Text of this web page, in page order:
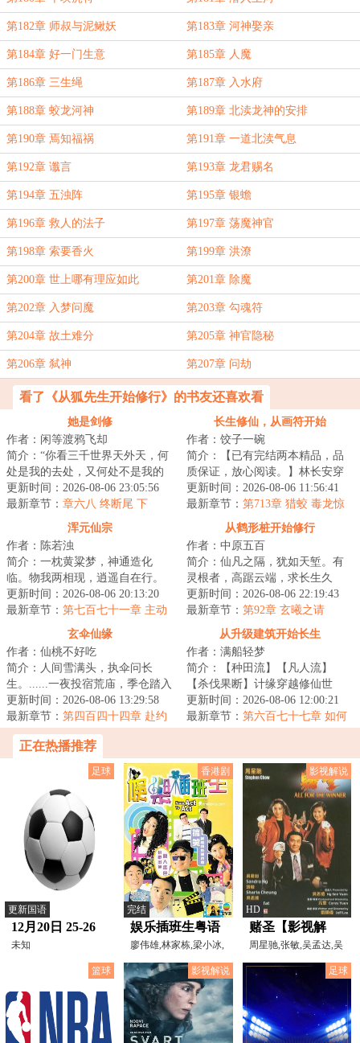
第182章 师叔与泥鳅妖 第183章 河神娶亲
第184章 好一门生意 第185章 人魔
第186章 三生绳 第187章 入水府
第188章 蛟龙河神 第189章 北渎龙神的安排
第190章 焉知福祸 第191章 一道北渎气息
第192章 谶言 第193章 龙君赐名
第194章 五浊阵 第195章 银蟾
第196章 救人的法子 第197章 荡魔神官
第198章 索要香火 第199章 洪潦
第200章 世上哪有理应如此 第201章 除魔
第202章 入梦问魔 第203章 勾魂符
第204章 故土难分 第205章 神官隐秘
第206章 弑神 第207章 问劫
看了《从狐先生开始修行》的书友还喜欢看
她是剑修
作者：闲等渡鸦飞却
简介：“你看三千世界天外天，何
处是我的去处，又何处不是我的
去处？”不问情爱妄念，不求超脱
长生，赵莼...
更新时间：2026-08-06 23:05:56
最新章节： 章六八 终断尾 下
长生修仙，从画符开始
作者：饺子一碗
简介：【已有完结两本精品，品
质保证，放心阅读。】林长安穿
越仙侠世界，成为一名仙门落选
的散修。苦修二...
更新时间：2026-08-06 11:56:41
最新章节： 第713章 猎蛟 毒龙惊
恐遁逃【求月票】
浑元仙宗
作者：陈若浊
简介：一枕黄粱梦，神通造化
临。物我两相现，逍遥自在行。
主角宋贤经历了奇异的蜕凡幻
境，觉醒天赋神通，...
更新时间：2026-08-06 20:13:20
最新章节： 第七百七十一章 主动
从鹤形桩开始修行
作者：中原五百
简介：仙凡之隔，犹如天堑。有
灵根者，高踞云端，求长生久
视；无灵根者，命如草芥，于红
尘老死。夏冬本是...
更新时间：2026-08-06 22:19:43
最新章节： 第92章 玄曦之请
玄伞仙缘
作者：仙桃不好吃
简介：人间雪满头，执伞问长
生。......一夜投宿荒庙，季仓踏入
纷乱江湖，无意发现家传三代的
破伞另有乾坤...
更新时间：2026-08-06 13:29:58
最新章节： 第四百四十四章 赴约
从升级建筑开始长生
作者：满船轻梦
简介：【种田流】【凡人流】
【杀伐果断】计缘穿越修仙世
界，虽侥幸成了个修仙者，但却
也是落了个给修仙宗...
更新时间：2026-08-06 12:00:21
最新章节： 第六百七十七章 如何
正在热播推荐
足球
更新国语
12月20日 25-26
赛季英超第17轮
纽卡斯尔联VS切
未知
香港剧
完结
娱乐插班生粤语
廖伟雄,林家栋,梁小冰,
梅小惠,黎耀祥,江欣
影视解说
HD
赌圣【影视解
说】
周星驰,张敏,吴孟达,吴
君如,秦沛,元奎,刘镇
篮球
影视解说 足球